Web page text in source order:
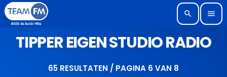
search menu
TIPPER EIGEN STUDIO RADIO
65 RESULTATEN / PAGINA 6 VAN 8